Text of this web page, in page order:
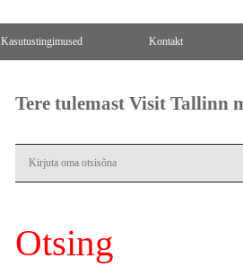
Kasutustingimused Kontakt
Tere tulemast Visit Tallinn
Otsing